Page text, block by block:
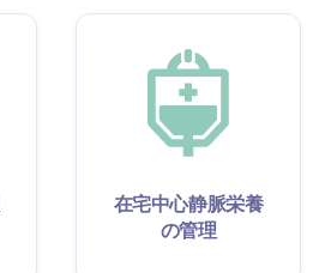
在宅中心静脈栄養
の管理